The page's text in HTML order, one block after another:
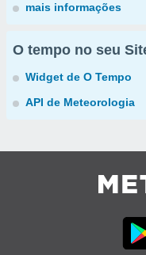
mais informações
O tempo no seu
Widget de O Tempo
API de Meteorologia